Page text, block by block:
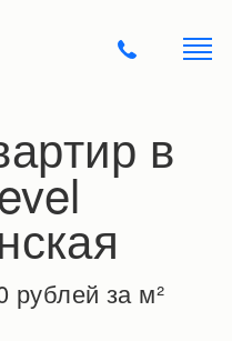
в
рублей за м²